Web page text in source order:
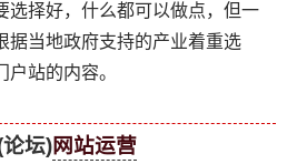
选择好，什么都可以做点，但一
据当地政府支持的产业着重选
站的内容。
坛)网站运营